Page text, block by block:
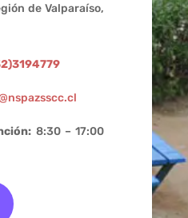
de Valparaíso,
8:30 – 17:00